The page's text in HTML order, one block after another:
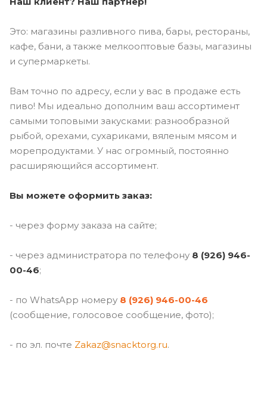
Это: магазины разливного пива, бары, рестораны,
кафе, бани, а также мелкооптовые базы, магазины
и супермаркеты.
Вам точно по адресу, если у вас в продаже есть
пиво! Мы идеально дополним ваш ассортимент
самыми топовыми закусками: разнообразной
рыбой, орехами, сухариками, вяленым мясом и
морепродуктами. У нас огромный, постоянно
расширяющийся ассортимент.
Вы можете оформить заказ:
- через форму заказа на сайте;
- через администратора по телефону 8 (926) 946-
00-46;
- по WhatsApp номеру 8 (926) 946-00-46
(сообщение, голосовое сообщение, фото);
- по эл. почте Zakaz@snacktorg.ru.